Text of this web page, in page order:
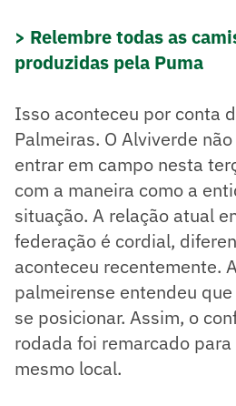
> Relembre todas as
produzidas pela Puma
Isso aconteceu por conta
Palmeiras. O Alviverde
entrar em campo nesta
com a maneira como a
situação. A relação atual
federação é cordial,
aconteceu recentemente.
palmeirense entendeu
se posicionar. Assim, o
rodada foi remarcado
mesmo local.